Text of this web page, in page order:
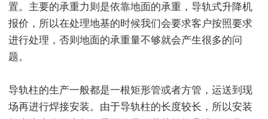
置。主要的承重力则是依靠地面的承重，导轨式升降机
报价，所以在处理地基的时候我们会要求客户按照要求
进行处理，否则地面的承重量不够就会产生很多的问
题。
导轨柱的生产一般都是一根矩形管或者方管，运送到现
场再进行焊接安装。由于导轨柱的长度较长，所以安装